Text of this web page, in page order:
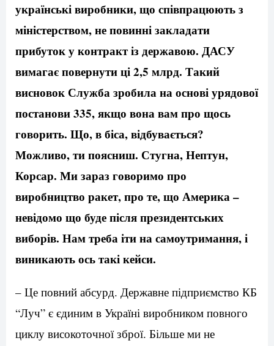
українські виробники, що співпрацюють з
міністерством, не повинні закладати
прибуток у контракт із державою. ДАСУ
вимагає повернути ці 2,5 млрд. Такий
висновок Служба зробила на основі урядової
постанови 335, якщо вона вам про щось
говорить. Що, в біса, відбувається?
Можливо, ти поясниш. Стугна, Нептун,
Корсар. Ми зараз говоримо про
виробництво ракет, про те, що Америка –
невідомо що буде після президентських
виборів. Нам треба іти на самоутримання, і
виникають ось такі кейси.
– Це повний абсурд. Державне підприємство КБ
“Луч” є єдиним в Україні виробником повного
циклу високоточної зброї. Більше ми не